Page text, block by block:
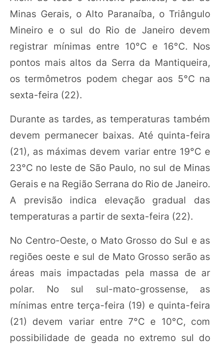
Minas Gerais, o Alto Paranaíba, o Triângulo
Mineiro e o sul do Rio de Janeiro devem
registrar mínimas entre 10°C e 16°C. Nos
pontos mais altos da Serra da Mantiqueira,
os termômetros podem chegar aos 5°C na
sexta-feira (22).
Durante as tardes, as temperaturas também
devem permanecer baixas. Até quinta-feira
(21), as máximas devem variar entre 19°C e
23°C no leste de São Paulo, no sul de Minas
Gerais e na Região Serrana do Rio de Janeiro.
A previsão indica elevação gradual das
temperaturas a partir de sexta-feira (22).
No Centro-Oeste, o Mato Grosso do Sul e as
regiões oeste e sul de Mato Grosso serão as
áreas mais impactadas pela massa de ar
polar. No sul sul-mato-grossense, as
mínimas entre terça-feira (19) e quinta-feira
(21) devem variar entre 7°C e 10°C, com
possibilidade de geada no extremo sul do